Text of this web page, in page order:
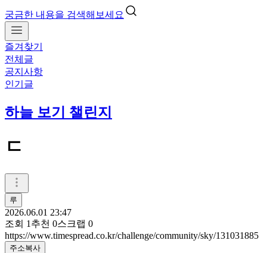
궁금한 내용을 검색해보세요
즐겨찾기
전체글
공지사항
인기글
하늘 보기 챌린지
ㄷ
루
2026.06.01 23:47
조회 1 추천 0스크랩 0
https://www.timespread.co.kr/challenge/community/sky/131031885
주소복사